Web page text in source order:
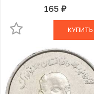
165 руб.В КОРЗИНЕ
КУПИТЬ